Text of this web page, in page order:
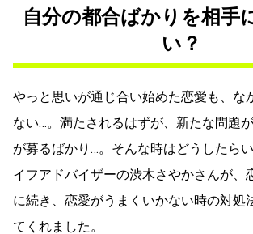
自分の都合ばかりを相手
い？
やっと思いが通じ合い始めた恋愛も、な
ない…。満たされるはずが、新たな問題
が募るばかり…。そんな時はどうしたら
イフアドバイザーの渋木さやかさんが、
に続き、恋愛がうまくいかない時の対処
てくれました。